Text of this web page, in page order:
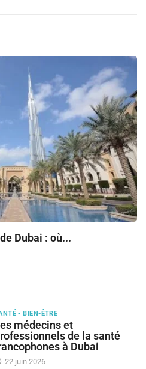
Dubai : où...
- BIEN-ÊTRE
médecins et
de la santé
à Dubai
22 juin 2026